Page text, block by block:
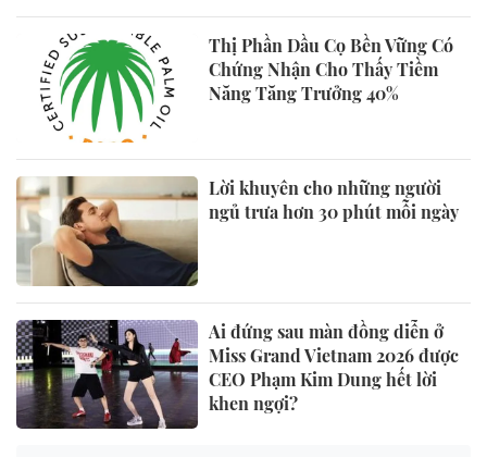
Thị Phần Dầu Cọ Bền Vững Có
Chứng Nhận Cho Thấy Tiềm
Năng Tăng Trưởng 40%
Lời khuyên cho những người
ngủ trưa hơn 30 phút mỗi ngày
Ai đứng sau màn đồng diễn ở
Miss Grand Vietnam 2026 được
CEO Phạm Kim Dung hết lời
khen ngợi?